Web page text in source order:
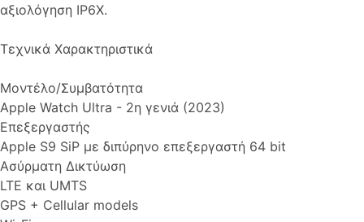
αξιολόγηση IP6X.
Τεχνικά Χαρακτηριστικά
Μοντέλο/Συμβατότητα
Apple Watch Ultra - 2η γενιά (2023)
Επεξεργαστής
Apple S9 SiP με διπύρηνο επεξεργαστή 64 bit
Ασύρματη Δικτύωση
LTE και UMTS
GPS + Cellular models